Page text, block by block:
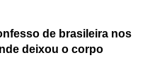
de brasileira nos
deixou o corpo